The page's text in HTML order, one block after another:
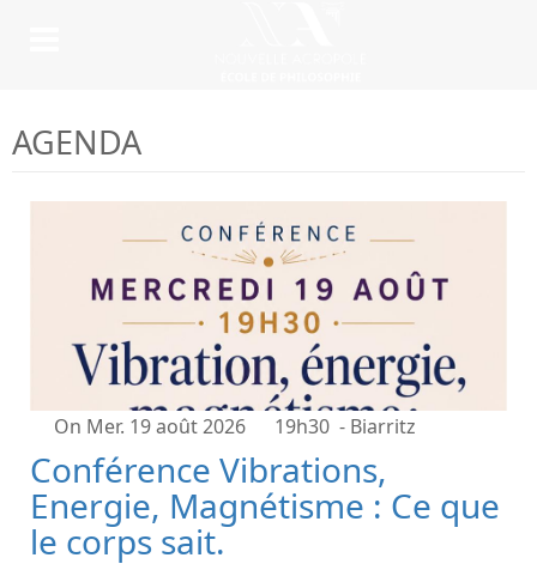
AGENDA
On Mer. 19 août 2026 19h30 - Biarritz
Conférence Vibrations,
Energie, Magnétisme : Ce que
le corps sait.